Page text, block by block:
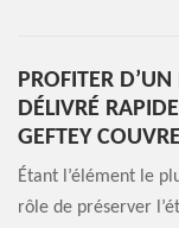
PROFITER
DÉLIVRÉ
GEFTEY
Étant l’élément le
rôle de préserver